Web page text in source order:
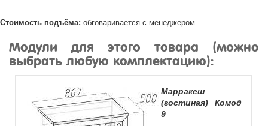
Стоимость подъёма: обговаривается с менеджером.
Модули для этого товара (можно
выбрать любую комплектацию):
Марракеш
(гостиная) Комод
9